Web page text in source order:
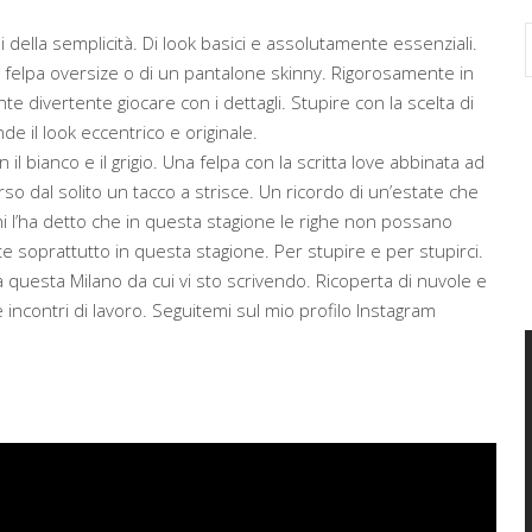
semplicità. Di look basici e assolutamente essenziali.
oversize o di un pantalone skinny. Rigorosamente in
divertente giocare con i dettagli. Stupire con la scelta di
il look eccentrico e originale.
bianco e il grigio. Una felpa con la scritta love abbinata ad
dal solito un tacco a strisce. Un ricordo di un’estate che
detto che in questa stagione le righe non possano
soprattutto in questa stagione. Per stupire e per stupirci.
Milano da cui vi sto scrivendo. Ricoperta di nuvole e
di lavoro. Seguitemi sul mio profilo Instagram